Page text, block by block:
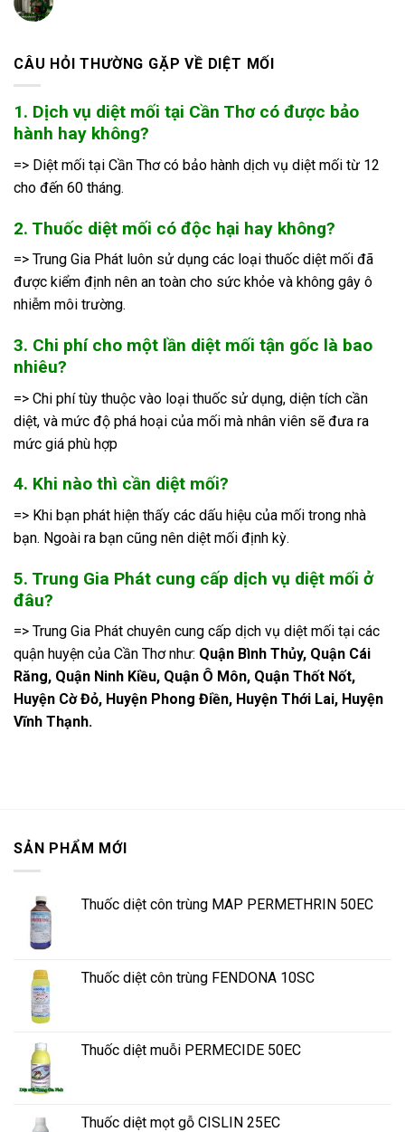
CÂU HỎI THƯỜNG GẶP VỀ DIỆT MỐI
1. Dịch vụ diệt mối tại Cần Thơ có được bảo
hành hay không?
=> Diệt mối tại Cần Thơ có bảo hành dịch vụ diệt mối từ 12
cho đến 60 tháng.
2. Thuốc diệt mối có độc hại hay không?
=> Trung Gia Phát luôn sử dụng các loại thuốc diệt mối đã
được kiểm định nên an toàn cho sức khỏe và không gây ô
nhiễm môi trường.
3. Chi phí cho một lần diệt mối tận gốc là bao
nhiêu?
=> Chi phí tùy thuộc vào loại thuốc sử dụng, diện tích cần
diệt, và mức độ phá hoại của mối mà nhân viên sẽ đưa ra
mức giá phù hợp
4. Khi nào thì cần diệt mối?
=> Khi bạn phát hiện thấy các dấu hiệu của mối trong nhà
bạn. Ngoài ra bạn cũng nên diệt mối định kỳ.
5. Trung Gia Phát cung cấp dịch vụ diệt mối ở
đâu?
=> Trung Gia Phát chuyên cung cấp dịch vụ diệt mối tại các
quận huyện của Cần Thơ như: Quận Bình Thủy, Quận Cái
Răng, Quận Ninh Kiều, Quận Ô Môn, Quận Thốt Nốt,
Huyện Cờ Đỏ, Huyện Phong Điền, Huyện Thới Lai, Huyện
Vĩnh Thạnh.
SẢN PHẨM MỚI
Thuốc diệt côn trùng MAP PERMETHRIN 50EC
Thuốc diệt côn trùng FENDONA 10SC
Thuốc diệt muỗi PERMECIDE 50EC
Thuốc diệt mọt gỗ CISLIN 25EC